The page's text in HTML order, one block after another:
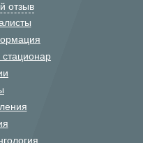
отзыв